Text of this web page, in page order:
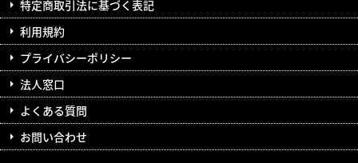
特定商取引法に基づく表記
利用規約
プライバシーポリシー
法人窓口
よくある質問
お問い合わせ